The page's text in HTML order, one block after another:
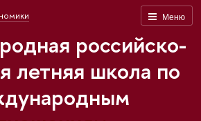
Меню
российско-
летняя школа по